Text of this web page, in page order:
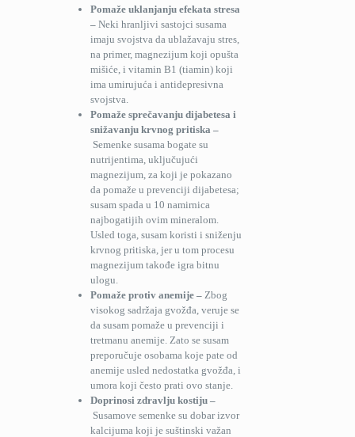
Pomaže uklanjanju efekata stresa
– Neki hranljivi sastojci susama
imaju svojstva da ublažavaju stres,
na primer, magnezijum koji opušta
mišiće, i vitamin B1 (tiamin) koji
ima umirujuća i antidepresivna
svojstva.
Pomaže sprečavanju dijabetesa i
snižavanju krvnog pritiska –
Semenke susama bogate su
nutrijentima, uključujući
magnezijum, za koji je pokazano
da pomaže u prevenciji dijabetesa;
susam spada u 10 namirnica
najbogatijih ovim mineralom.
Usled toga, susam koristi i sniženju
krvnog pritiska, jer u tom procesu
magnezijum takođe igra bitnu
ulogu.
Pomaže protiv anemije – Zbog
visokog sadržaja gvožđa, veruje se
da susam pomaže u prevenciji i
tretmanu anemije. Zato se susam
preporučuje osobama koje pate od
anemije usled nedostatka gvožđa, i
umora koji često prati ovo stanje.
Doprinosi zdravlju kostiju –
Susamove semenke su dobar izvor
kalcijuma koji je suštinski važan